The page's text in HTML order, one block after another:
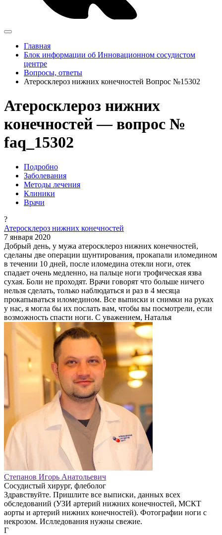
Главная
Блок информации об Инновационном сосудистом
центре
Вопросы, ответы
Атеросклероз нижних конечностей Вопрос №15302
Атеросклероз нижних
конечностей — вопрос №
faq_15302
Подробно
Заболевания
Методы лечения
Клиники
Врачи
?
Атеросклероз нижних конечностей
7 января 2020
Добрый день, у мужа атеросклероз нижних конечностей,
сделаны две операции шунтирования, прокапали иломедином
в течении 10 дней, после иломедина отекли ноги, отек
спадает очень медленно, на пальце ноги трофическая язва
сухая. Боли не проходят. Врачи говорят что больше ничего
нельзя сделать, только наблюдаться и раз в 4 месяца
прокапываться иломедином. Все выписки и снимки на руках
у нас, я могла бы их послать вам, чтобы вы посмотрели, если
возможность спасти ноги. С уважением, Наталья
Степанов Игорь Анатольевич
Сосудистый хирург, флеболог
Здравствуйте. Пришлите все выписки, данных всех
обследований (УЗИ артерий нижних конечностей, МСКТ
аорты и артерий нижних конечностей). Фотографии ноги с
некрозом. Ислледования нужны свежие.
Г